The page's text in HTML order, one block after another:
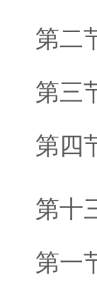
第二
第三
第四
第十
第一